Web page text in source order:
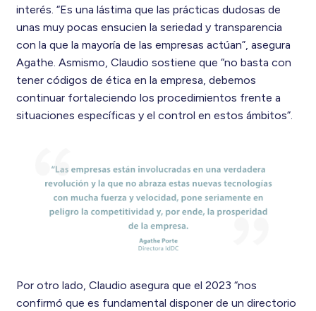
interés. “Es una lástima que las prácticas dudosas de
unas muy pocas ensucien la seriedad y transparencia
con la que la mayoría de las empresas actúan”, asegura
Agathe. Asmismo, Claudio sostiene que “no basta con
tener códigos de ética en la empresa, debemos
continuar fortaleciendo los procedimientos frente a
situaciones específicas y el control en estos ámbitos”.
Por otro lado, Claudio asegura que el 2023 “nos
confirmó que es fundamental disponer de un directorio